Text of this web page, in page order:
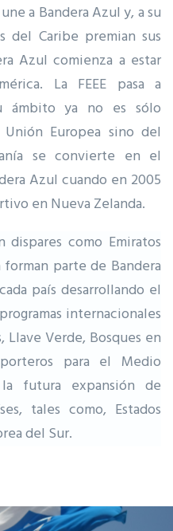
a Bandera Azul y, a su
del Caribe premian sus
Azul comienza a estar
La FEEE pasa a
ámbito ya no es sólo
Europea sino del
se convierte en el
Azul cuando en 2005
en Nueva Zelanda.
dispares como Emiratos
parte de Bandera
país desarrollando el
internacionales
Llave Verde, Bosques en
para el Medio
futura expansión de
tales como, Estados
del Sur.